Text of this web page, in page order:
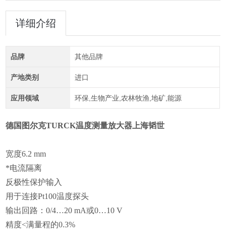
详细介绍
品牌 其他品牌
产地类别 进口
应用领域 环保,生物产业,农林牧渔,地矿,能源
德国图尔克TURCK温度测量放大器上海韬世
宽度6.2 mm
*电流隔离
反极性保护输入
用于连接Pt100温度探头
输出回路：0/4…20 mA或0…10 V
精度<满量程的0.3%